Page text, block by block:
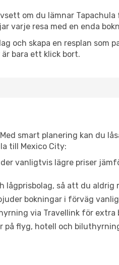
om du lämnar
varje resa med en enda
och skapa en resplan som
bara ett klick bort.
smart planering kan du
till Mexico City:
vanligtvis lägre priser
lågprisbolag, så att du aldrig
bokningar i förväg
via Travellink för extra
på flyg, hotell och